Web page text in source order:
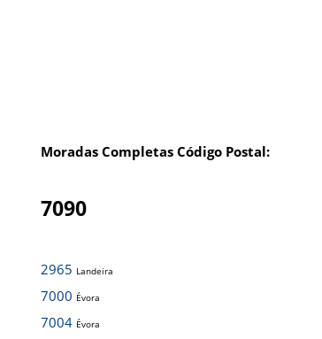
Moradas Completas Código Postal:
7090
2965 Landeira
7000 Évora
7004 Évora